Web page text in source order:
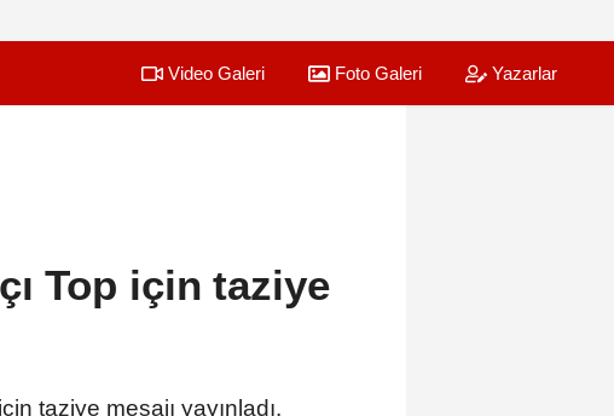
Video Galeri Foto Galeri Yazarlar
Top için taziye
taziye mesajı yayınladı.